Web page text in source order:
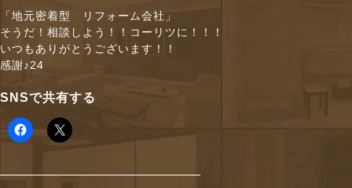
「地元密着型 リフォーム会社」
そうだ！相談しよう！！コーリツに！！！
いつもありがとうございます！！
感謝♪24
SNSで共有する